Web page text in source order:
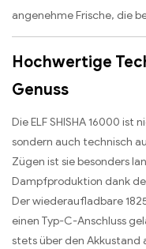
angenehme Frische, die
Hochwertige
Genuss
Die ELF SHISHA 16000
sondern auch technisch
Zügen ist sie besonders
Dampfproduktion dank
Der wiederaufladbare
einen Typ-C-Anschluss
stets über den Akkustand